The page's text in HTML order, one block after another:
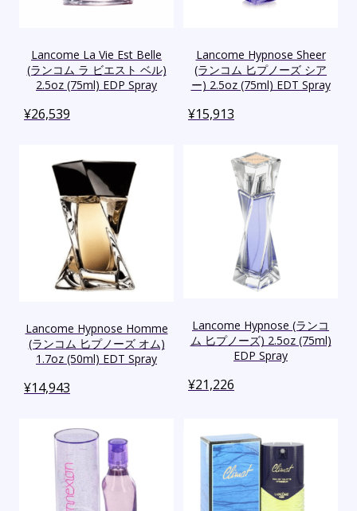
Lancome La Vie Est Belle
(ランコム ラ ビエスト ベル)
2.5oz (75ml) EDP Spray
¥26,539
Lancome Hypnose Sheer
(ランコム 匕プノーズ シア
ー) 2.5oz (75ml) EDT Spray
¥15,913
Lancome Hypnose Homme
(ランコム 匕プノーズ オム)
1.7oz (50ml) EDT Spray
¥14,943
Lancome Hypnose (ランコ
ム 匕プノーズ) 2.5oz (75ml)
EDP Spray
¥21,226